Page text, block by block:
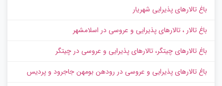
باغ تالارهای پذیرایی شهریار
باغ تالار ، تالارهای پذیرایی و عروسی در اسلامشهر
باغ تالارهای چیتگر، تالارهای پذیرایی و عروسی در چیتگر
باغ تالارهای پذیرایی و عروسی در رودهن بومهن جاجرود و پردیس